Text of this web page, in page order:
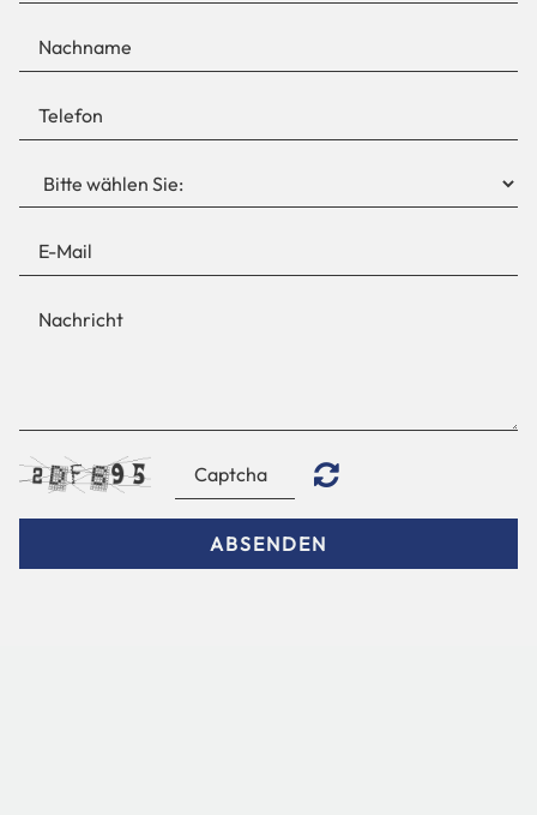
ABSENDEN